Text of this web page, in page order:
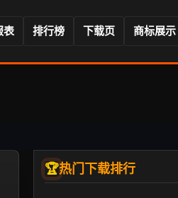
表 排行榜 下载页 商标展示
热门下载排行